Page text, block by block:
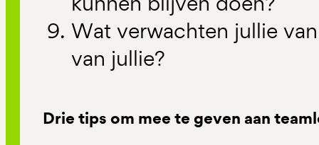
Wat verwachten jullie
van jullie?
Drie tips om mee te geven aan